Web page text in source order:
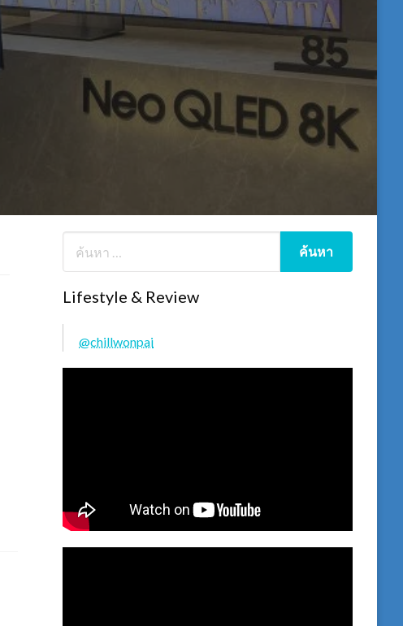
Lifestyle & Review
@chillwonpai